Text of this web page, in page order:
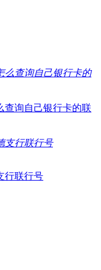
查询自己银行卡的联
行联行号